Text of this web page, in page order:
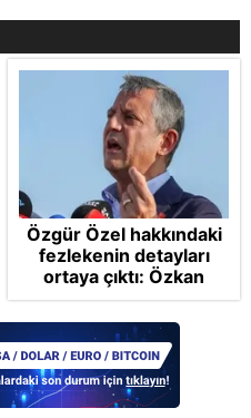
Özgür Özel hakkındaki
fezlekenin detayları
ortaya çıktı: Özkan
Yalım’ın VIP araç ve
mavi valiz itirafları da
dosyada